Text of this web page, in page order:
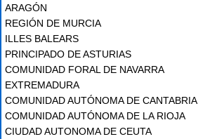
ARAGÓN
REGIÓN DE MURCIA
ILLES BALEARS
PRINCIPADO DE ASTURIAS
COMUNIDAD FORAL DE NAVARRA
EXTREMADURA
COMUNIDAD AUTÓNOMA DE CANTABRIA
COMUNIDAD AUTÓNOMA DE LA RIOJA
CIUDAD AUTONOMA DE CEUTA